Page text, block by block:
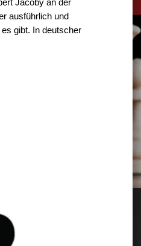
ausführlich und
gibt. In deutscher